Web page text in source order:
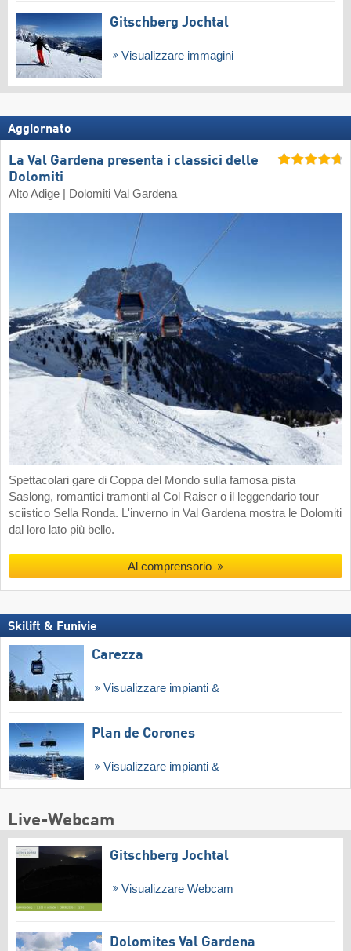
Gitschberg Jochtal
Visualizzare immagini
Aggiornato
La Val Gardena presenta i classici delle
Dolomiti
Alto Adige | Dolomiti Val Gardena
Spettacolari gare di Coppa del Mondo sulla famosa pista
Saslong, romantici tramonti al Col Raiser o il leggendario tour
sciistico Sella Ronda. L'inverno in Val Gardena mostra le Dolomiti
dal loro lato più bello.
Al comprensorio
Skilift & Funivie
Carezza
Visualizzare impianti &
Plan de Corones
Visualizzare impianti &
Live-Webcam
Gitschberg Jochtal
Visualizzare Webcam
Dolomites Val Gardena